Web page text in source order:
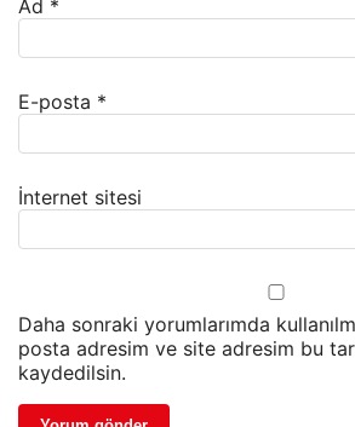
Ad *
E-posta *
İnternet sitesi
Daha sonraki yorumlarımda
posta adresim ve site adresim bu
kaydedilsin.